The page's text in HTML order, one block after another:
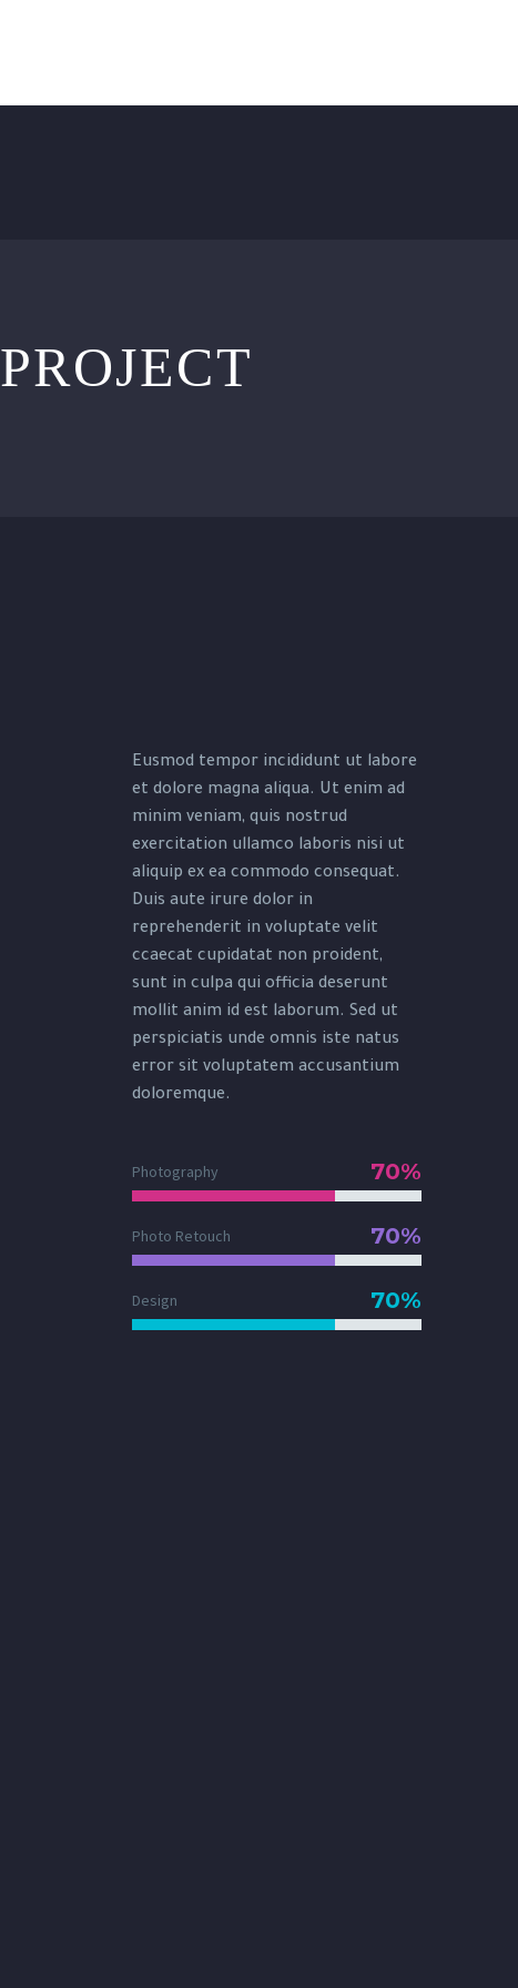
PROJECT
Eusmod tempor incididunt ut labore
et dolore magna aliqua. Ut enim ad
minim veniam, quis nostrud
exercitation ullamco laboris nisi ut
aliquip ex ea commodo consequat.
Duis aute irure dolor in
reprehenderit in voluptate velit
ccaecat cupidatat non proident,
sunt in culpa qui officia deserunt
mollit anim id est laborum. Sed ut
perspiciatis unde omnis iste natus
error sit voluptatem accusantium
doloremque.
Photography 70%
Photo Retouch 70%
Design 70%